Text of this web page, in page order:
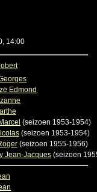
14:00
Edmond
(seizoen 1953-1954)
(seizoen 1953-1954)
(seizoen 1955-1956)
Jean-Jacques (seizoen